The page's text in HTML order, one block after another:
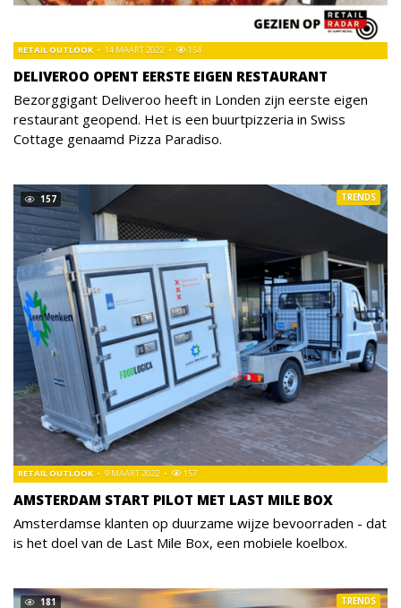
DELIVEROO OPENT EERSTE EIGEN RESTAURANT
RETAIL OUTLOOK 14 MAART 2022 154
Bezorggigant Deliveroo heeft in Londen zijn eerste eigen
restaurant geopend. Het is een buurtpizzeria in Swiss
Cottage genaamd Pizza Paradiso.
157
AMSTERDAM START PILOT MET LAST MILE BOX
RETAIL OUTLOOK 9 MAART 2022 157
TRENDS
Amsterdamse klanten op duurzame wijze bevoorraden - dat
is het doel van de Last Mile Box, een mobiele koelbox.
181 TRENDS